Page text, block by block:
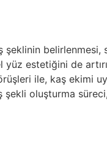
belirlenmesi,
estetiğini de
ile, kaş ekimi
şekli oluşturma